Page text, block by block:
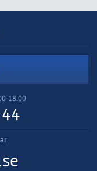
18.00